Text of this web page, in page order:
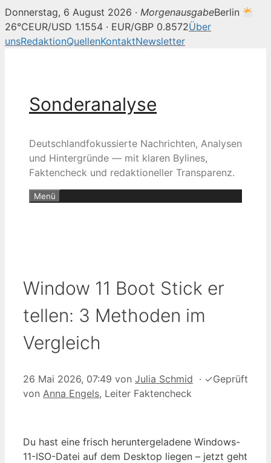
Donnerstag, 6 August 2026 · MorgenausgabeBerlin
26°CEUR/USD 1.1554 · EUR/GBP 0.8572Über
unsRedaktionQuellenKontaktNewsletter
Sonderanalyse
Deutschlandfokussierte Nachrichten, Analysen
und Hintergründe — mit klaren Bylines,
Faktencheck und redaktioneller Transparenz.
Menü
Window 11 Boot Stick er
tellen: 3 Methoden im
Vergleich
26 Mai 2026, 07:49 von Julia Schmid · ✓Geprüft
von Anna Engels, Leiter Faktencheck
Du hast eine frisch heruntergeladene Windows-
11-ISO-Datei auf dem Desktop liegen – jetzt geht